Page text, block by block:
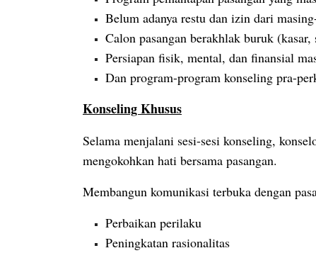
Belum adanya restu dan izin dari
Calon pasangan berakhlak buruk
Persiapan fisik, mental, dan finansial
Dan program-program konseling pra-
Konseling Khusus
Selama menjalani sesi-sesi konseling,
mengokohkan hati bersama pasangan.
Membangun komunikasi terbuka dengan
Perbaikan perilaku
Peningkatan rasionalitas